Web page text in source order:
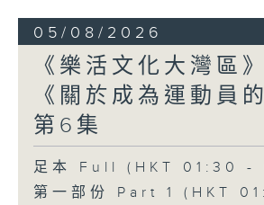
05/08/2026
《樂活文化大灣區
《關於成為運動員
第6集
足本 Full (HKT 01:30 -
第一部份 Part 1 (HKT